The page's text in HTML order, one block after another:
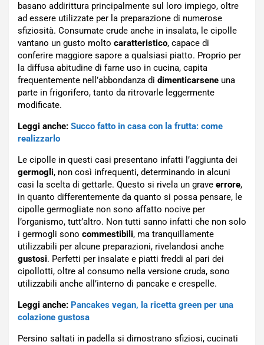
basano addirittura principalmente sul loro impiego, oltre
ad essere utilizzate per la preparazione di numerose
sfiziosità. Consumate crude anche in insalata, le cipolle
vantano un gusto molto caratteristico, capace di
conferire maggiore sapore a qualsiasi piatto. Proprio per
la diffusa abitudine di farne uso in cucina, capita
frequentemente nell’abbondanza di dimenticarsene una
parte in frigorifero, tanto da ritrovarle leggermente
modificate.
Leggi anche: Succo fatto in casa con la frutta: come
realizzarlo
Le cipolle in questi casi presentano infatti l’aggiunta dei
germogli, non così infrequenti, determinando in alcuni
casi la scelta di gettarle. Questo si rivela un grave errore,
in quanto differentemente da quanto si possa pensare, le
cipolle germogliate non sono affatto nocive per
l’organismo, tutt’altro. Non tutti sanno infatti che non solo
i germogli sono commestibili, ma tranquillamente
utilizzabili per alcune preparazioni, rivelandosi anche
gustosi. Perfetti per insalate e piatti freddi al pari dei
cipollotti, oltre al consumo nella versione cruda, sono
utilizzabili anche all’interno di pancake e crespelle.
Leggi anche: Pancakes vegan, la ricetta green per una
colazione gustosa
Persino saltati in padella si dimostrano sfiziosi, cucinati